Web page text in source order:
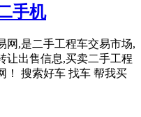
手机
网,是二手工程车交易市场,
让出售信息,买卖二手工程
！ 搜索好车 找车 帮我买